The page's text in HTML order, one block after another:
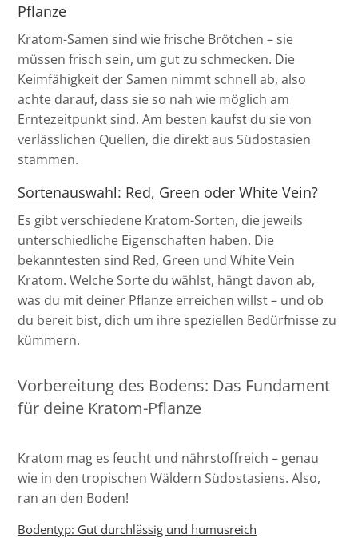
Pflanze
Kratom-Samen sind wie frische Brötchen – sie
müssen frisch sein, um gut zu schmecken. Die
Keimfähigkeit der Samen nimmt schnell ab, also
achte darauf, dass sie so nah wie möglich am
Erntezeitpunkt sind. Am besten kaufst du sie von
verlässlichen Quellen, die direkt aus Südostasien
stammen.
Sortenauswahl: Red, Green oder White Vein?
Es gibt verschiedene Kratom-Sorten, die jeweils
unterschiedliche Eigenschaften haben. Die
bekanntesten sind Red, Green und White Vein
Kratom. Welche Sorte du wählst, hängt davon ab,
was du mit deiner Pflanze erreichen willst – und ob
du bereit bist, dich um ihre speziellen Bedürfnisse zu
kümmern.
Vorbereitung des Bodens: Das Fundament
für deine Kratom-Pflanze
Kratom mag es feucht und nährstoffreich – genau
wie in den tropischen Wäldern Südostasiens. Also,
ran an den Boden!
Bodentyp: Gut durchlässig und humusreich